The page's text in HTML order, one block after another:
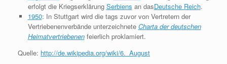
erfolgt die Kriegserklärung Serbiens an dasDeutsche Reich.
1950: In Stuttgart wird die tags zuvor von Vertretern der
Vertriebenenverbände unterzeichnete Charta der deutschen
Heimatvertriebenen feierlich proklamiert.
Quelle: http://de.wikipedia.org/wiki/6._August